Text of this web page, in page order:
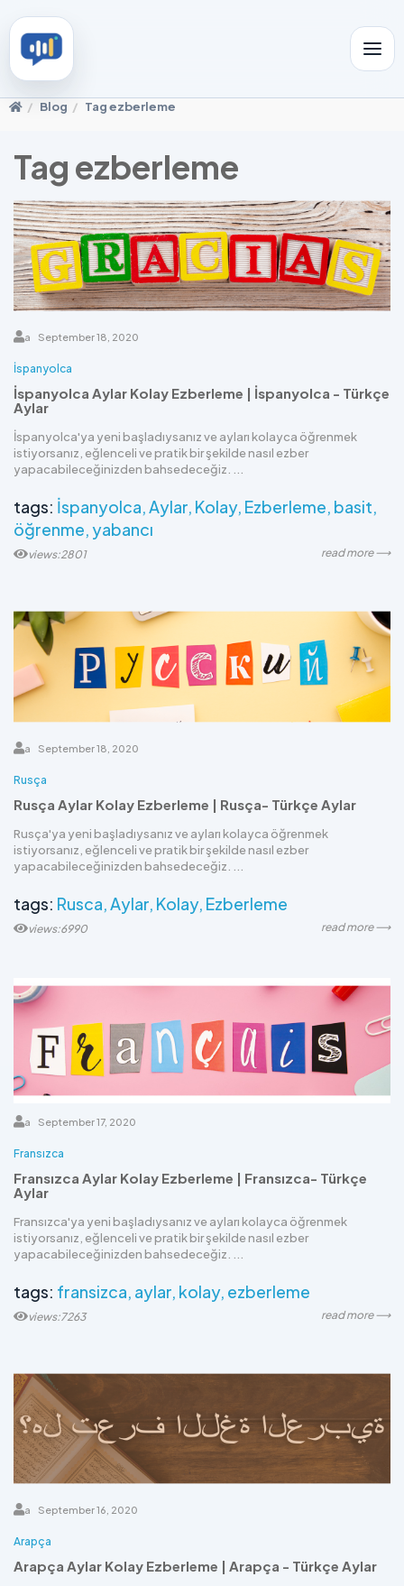
Blog Tag ezberleme
Tag ezberleme
a September 18, 2020
İspanyolca
İspanyolca Aylar Kolay Ezberleme | İspanyolca - Türkçe
Aylar
İspanyolca'ya yeni başladıysanız ve ayları kolayca öğrenmek
istiyorsanız, eğlenceli ve pratik bir şekilde nasıl ezber
yapacabileceğinizden bahsedeceğiz. ...
tags: İspanyolca Aylar Kolay Ezberleme basit
öğrenme yabancı
views:2801 read more ⟶
a September 18, 2020
Rusça
Rusça Aylar Kolay Ezberleme | Rusça- Türkçe Aylar
Rusça'ya yeni başladıysanız ve ayları kolayca öğrenmek
istiyorsanız, eğlenceli ve pratik bir şekilde nasıl ezber
yapacabileceğinizden bahsedeceğiz. ...
tags: Rusca Aylar Kolay Ezberleme
views:6990 read more ⟶
a September 17, 2020
Fransızca
Fransızca Aylar Kolay Ezberleme | Fransızca- Türkçe
Aylar
Fransızca'ya yeni başladıysanız ve ayları kolayca öğrenmek
istiyorsanız, eğlenceli ve pratik bir şekilde nasıl ezber
yapacabileceğinizden bahsedeceğiz. ...
tags: fransizca aylar kolay ezberleme
views:7263 read more ⟶
a September 16, 2020
Arapça
Arapça Aylar Kolay Ezberleme | Arapça - Türkçe Aylar